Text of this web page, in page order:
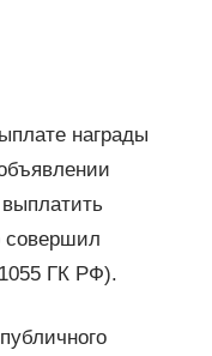
награды
совершил
ГК РФ).